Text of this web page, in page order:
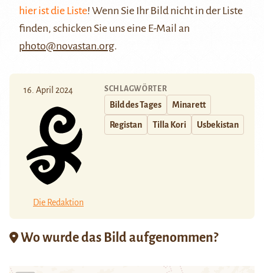
hier ist die Liste! Wenn Sie Ihr Bild nicht in der Liste
finden, schicken Sie uns eine E-Mail an
photo@novastan.org.
16. April 2024
Die Redaktion
SCHLAGWÖRTER
Bild des Tages Minarett
Registan Tilla Kori Usbekistan
Wo wurde das Bild aufgenommen?